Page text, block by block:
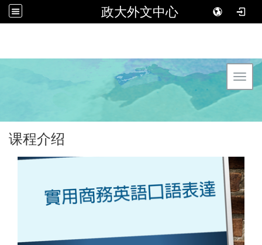
政大外文中心
课程介绍